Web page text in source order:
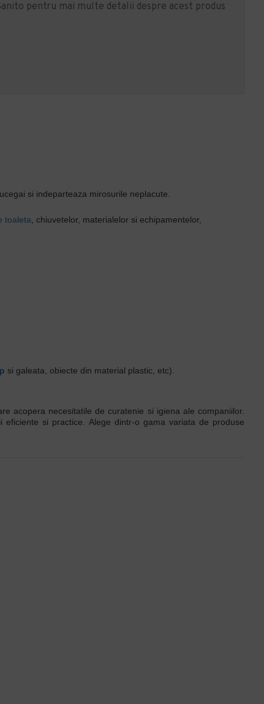
pentru mai multe detalii despre acest produs
si indeparteaza mirosurile neplacute.
toaleta , chiuvetelor, materialelor si echipamentelor,
si galeata, obiecte din material plastic, etc).
acopera necesitatile de curatenie si igiena ale companiilor.
si practice. Alege dintr-o gama variata de produse